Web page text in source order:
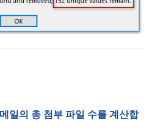
일의 총 첨부 파일 수를 계산합